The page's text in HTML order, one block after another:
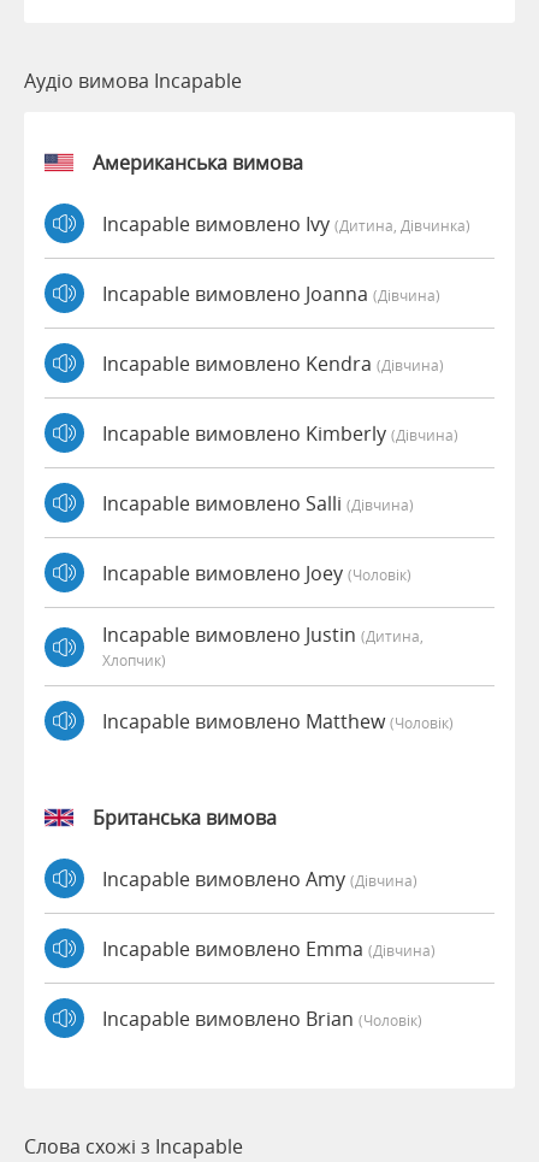
Аудіо вимова Incapable
Американська вимова
Incapable вимовлено Ivy (дитина, Дівчинка)
Incapable вимовлено Joanna (дівчина)
Incapable вимовлено Kendra (дівчина)
Incapable вимовлено Kimberly (дівчина)
Incapable вимовлено Salli (дівчина)
Incapable вимовлено Joey (чоловік)
Incapable вимовлено Justin (дитина,
Хлопчик)
Incapable вимовлено Matthew(чоловік)
Британська вимова
Incapable вимовлено Amy (дівчина)
Incapable вимовлено Emma (дівчина)
Incapable вимовлено Brian (чоловік)
Слова схожі з Incapable